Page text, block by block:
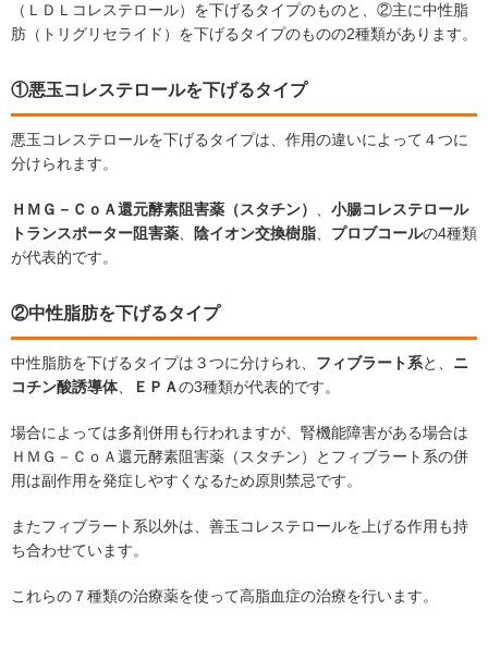
（ＬＤＬコレステロール）を下げるタイプのものと、②主に中性脂
肪（トリグリセライド）を下げるタイプのものの2種類があります。
①悪玉コレステロールを下げるタイプ
悪玉コレステロールを下げるタイプは、作用の違いによって４つに
分けられます。
ＨＭＧ－ＣｏＡ還元酵素阻害薬（スタチン） 、 小腸コレステロール
トランスポーター阻害薬、 陰イオン交換樹脂、 プロブコールの4種類
が代表的です。
②中性脂肪を下げるタイプ
中性脂肪を下げるタイプは３つに分けられ、 フィブラート系と、 ニ
コチン酸誘導体、 ＥＰＡの3種類が代表的です。
場合によっては多剤併用も行われますが、腎機能障害がある場合は
ＨＭＧ－ＣｏＡ還元酵素阻害薬（スタチン）とフィブラート系の併
用は副作用を発症しやすくなるため原則禁忌です。
またフィブラート系以外は、善玉コレステロールを上げる作用も持
ち合わせています。
これらの７種類の治療薬を使って高脂血症の治療を行います。